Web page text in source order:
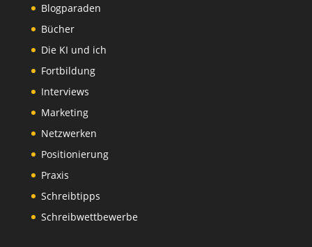
Blogparaden
Bücher
Die KI und ich
Fortbildung
Interviews
Marketing
Netzwerken
Positionierung
Praxis
Schreibtipps
Schreibwettbewerbe